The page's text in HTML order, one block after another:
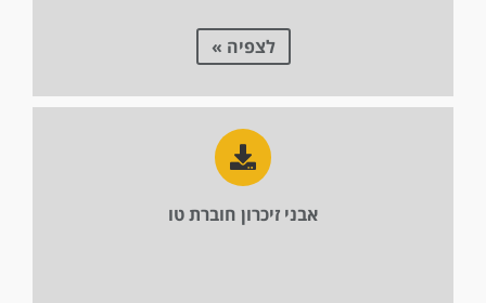
לצפיה »
אבני זיכרון חוברת טו